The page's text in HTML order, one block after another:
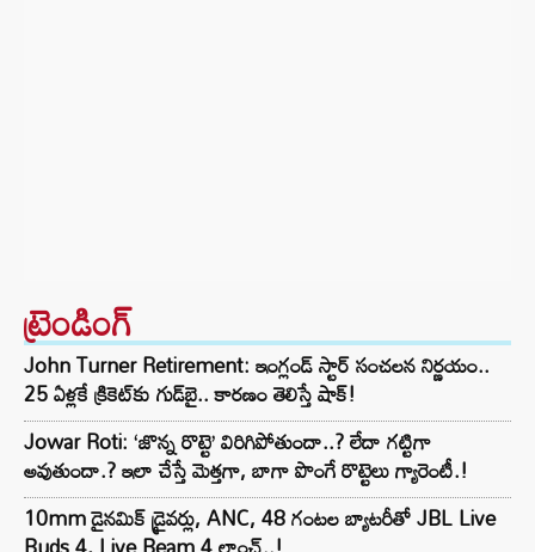
ట్రెండింగ్‌
John Turner Retirement: ఇంగ్లండ్ స్టార్ సంచలన నిర్ణయం..
25 ఏళ్లకే క్రికెట్‌కు గుడ్‌బై.. కారణం తెలిస్తే షాక్!
Jowar Roti: ‘జొన్న రొట్టె’ విరిగిపోతుందా..? లేదా గట్టిగా
అవుతుందా.? ఇలా చేస్తే మెత్తగా, బాగా పొంగే రొట్టెలు గ్యారెంటీ.!
10mm డైనమిక్ డ్రైవర్లు, ANC, 48 గంటల బ్యాటరీతో JBL Live